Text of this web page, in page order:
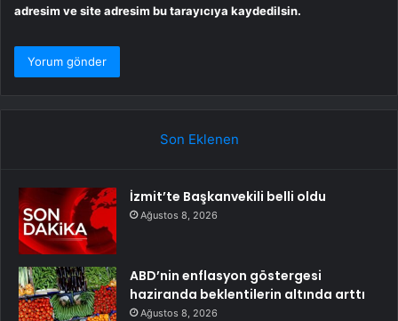
adresim ve site adresim bu tarayıcıya kaydedilsin.
Son Eklenen
İzmit’te Başkanvekili belli oldu
Ağustos 8, 2026
ABD’nin enflasyon göstergesi
haziranda beklentilerin altında arttı
Ağustos 8, 2026